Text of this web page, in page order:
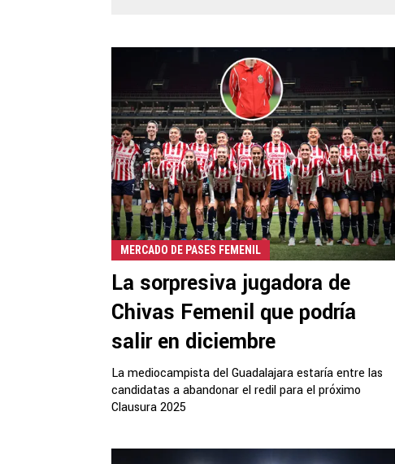
MERCADO DE PASES FEMENIL
La sorpresiva jugadora de
Chivas Femenil que podría
salir en diciembre
La mediocampista del Guadalajara estaría entre las
candidatas a abandonar el redil para el próximo
Clausura 2025